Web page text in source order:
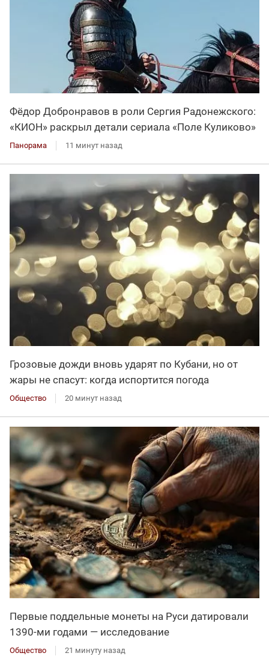
Фёдор Добронравов в роли Сергия Радонежского:
«КИОН» раскрыл детали сериала «Поле Куликово»
Панорама 11 минут назад
Грозовые дожди вновь ударят по Кубани, но от
жары не спасут: когда испортится погода
Общество 20 минут назад
Первые поддельные монеты на Руси датировали
1390-ми годами — исследование
Общество 21 минуту назад